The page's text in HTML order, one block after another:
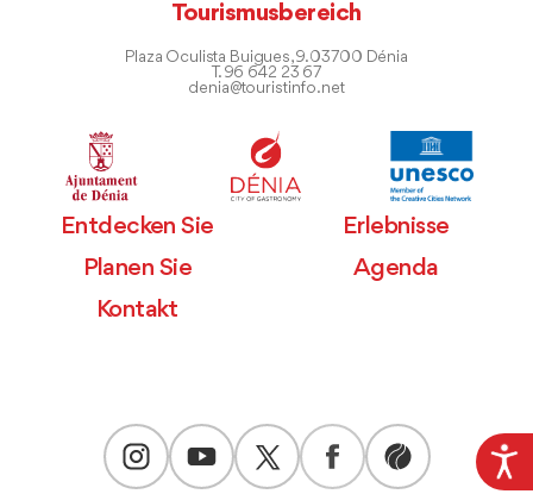
Tourismusbereich
Plaza Oculista Buigues, 9. 03700 Dénia
T. 96 642 23 67
denia@touristinfo.net
Entdecken Sie
Erlebnisse
Planen Sie
Agenda
Kontakt